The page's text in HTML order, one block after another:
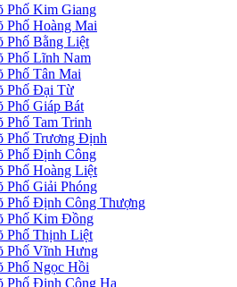
Phố Kim Giang
Phố Hoàng Mai
Phố Bằng Liệt
Phố Lĩnh Nam
Phố Tân Mai
Phố Đại Từ
Phố Giáp Bát
Phố Tam Trinh
Phố Trương Định
Phố Định Công
Phố Hoàng Liệt
Phố Giải Phóng
Phố Định Công Thượng
Phố Kim Đồng
Phố Thịnh Liệt
Phố Vĩnh Hưng
Phố Ngọc Hồi
Phố Định Công Hạ